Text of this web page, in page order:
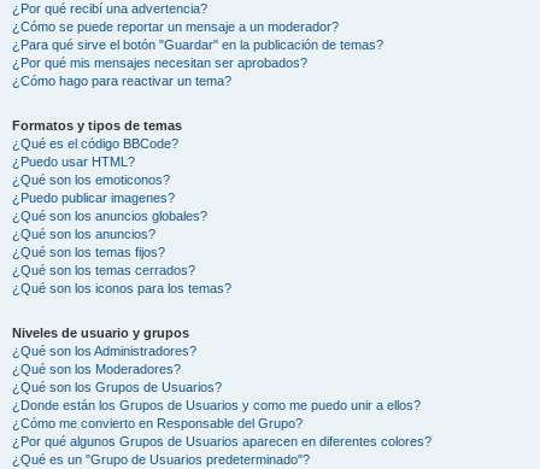
¿Por qué recibí una advertencia?
¿Cómo se puede reportar un mensaje a un moderador?
¿Para qué sirve el botón "Guardar" en la publicación de temas?
¿Por qué mis mensajes necesitan ser aprobados?
¿Cómo hago para reactivar un tema?
Formatos y tipos de temas
¿Qué es el código BBCode?
¿Puedo usar HTML?
¿Qué son los emoticonos?
¿Puedo publicar imagenes?
¿Qué son los anuncios globales?
¿Qué son los anuncios?
¿Qué son los temas fijos?
¿Qué son los temas cerrados?
¿Qué son los iconos para los temas?
Niveles de usuario y grupos
¿Qué son los Administradores?
¿Qué son los Moderadores?
¿Qué son los Grupos de Usuarios?
¿Donde están los Grupos de Usuarios y como me puedo unir a ellos?
¿Cómo me convierto en Responsable del Grupo?
¿Por qué algunos Grupos de Usuarios aparecen en diferentes colores?
¿Qué es un "Grupo de Usuarios predeterminado"?